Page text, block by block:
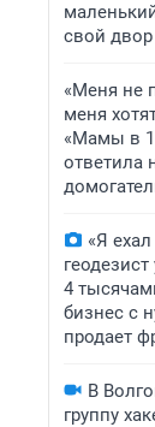
свой
«Меня не
меня
«Мамы в
ответила
«Я
4
бизнес с
продает
В
группу